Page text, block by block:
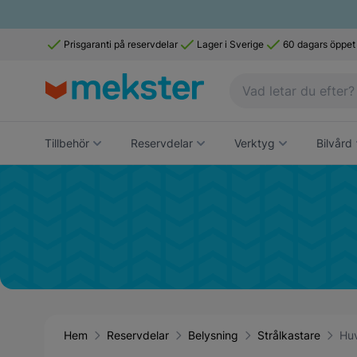
Prisgaranti på reservdelar Lager i Sverige 60 dagars
Tillbehör Reservdelar Verktyg Bilvård
Hem Reservdelar Belysning Strålkastare